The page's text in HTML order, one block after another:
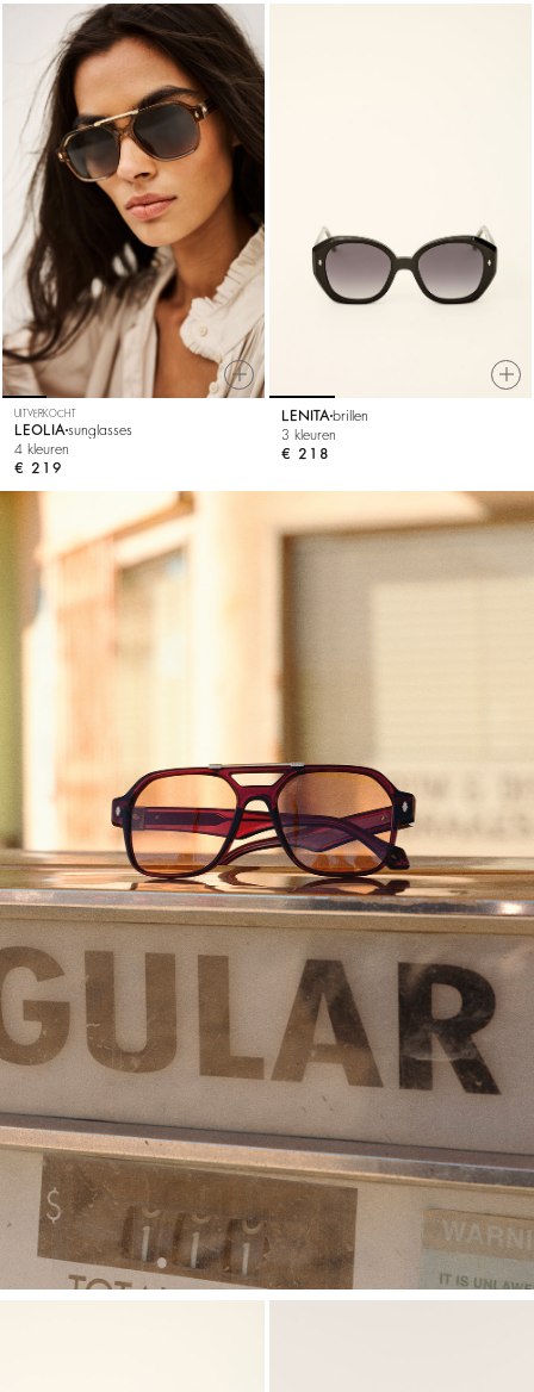
UITVERKOCHT
LEOLIA sunglasses
4 kleuren
€ 219
LENITA brillen
3 kleuren
€ 218